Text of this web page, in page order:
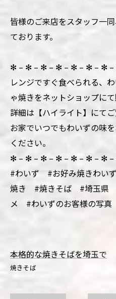
皆様のご来店をスタッフ一
ております。
✻ – ✻ – ✻ – ✻ – ✻ – ✻ – ✻
レンジですぐ食べられる、
ゃ焼きをネットショップにて
詳細は【ハイライト】にて
お家でいつでもわいずの味
ください。
✻ – ✻ – ✻ – ✻ – ✻ – ✻ – ✻
#わいず #お好み焼きわい
焼き #焼きそば #埼玉県
メ #わいずのお客様の写真
本格的な焼きそばを埼玉で
焼きそば